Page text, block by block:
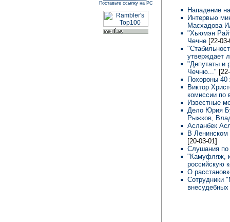
Поставьте ссылку на РС
Нападение
Интервью
Масхадова
"Хьюмэн
Чечне [22-
утверждает
"Депутаты и
Чечню..."
Похороны 40
Виктор
комиссии по
Известные
Дело Юрия
Рыжков,
Асланбек
В Ленинском
[20-03-01]
Слушания
"Камуфляж,
российскую
О
Сотрудники